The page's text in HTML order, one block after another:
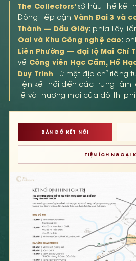
The Collectors'sở hữu thế kết
Đông tiếp cận Vành Đai 3 và
Thành — Dầu Giây; phía Tây
Oai và Khu Công nghệ cao;
Liên Phường — đại lộ Mai Chí
về Công viên Hạc Cầm, Hồ
Duy Trinh. Từ một địa chỉ riêng
tiện kết nối đến các trung tâm
tế và thương mại của đô thị
BẢN ĐỒ KẾT NỐI
TIỆN ÍCH NGOẠI